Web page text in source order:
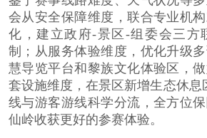
会从安全保障维度，联合专业机
化，建立政府-景区-组委会三方
制；从服务体验维度，优化升级
慧导览平台和黎族文化体验区，
套设施维度，在景区新增生态休息
线与游客游线科学分流，全方位
仙岭收获更好的参赛体验。